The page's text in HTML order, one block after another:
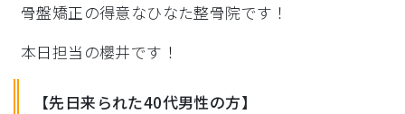
骨盤矯正の得意なひなた整骨院です！
本日担当の櫻井です！
【先日来られた40代男性の方】